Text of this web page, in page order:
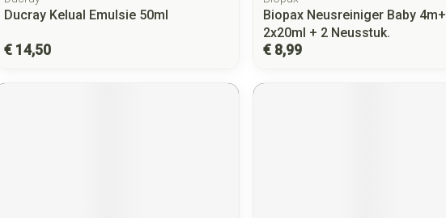
Ducray Kelual Emulsie 50ml
€ 14,50
Biopax Neusreiniger Baby 4m+
2x20ml + 2 Neusstuk.
€ 8,99